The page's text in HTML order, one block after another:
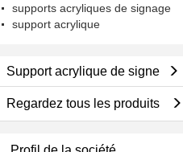
supports acryliques de signage
support acrylique
Support acrylique de signe
Regardez tous les produits